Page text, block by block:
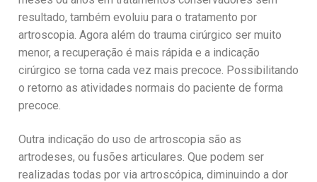
resultado, também evoluiu para o tratamento por
artroscopia. Agora além do trauma cirúrgico ser muito
menor, a recuperação é mais rápida e a indicação
cirúrgico se torna cada vez mais precoce. Possibilitando
o retorno as atividades normais do paciente de forma
precoce.
Outra indicação do uso de artroscopia são as
artrodeses, ou fusões articulares. Que podem ser
realizadas todas por via artroscópica, diminuindo a dor